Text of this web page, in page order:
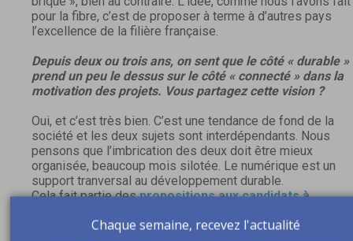
pour la fibre, c’est de proposer à terme à d’autres pays
l’excellence de la filière française.
Depuis deux ou trois ans, on sent que le côté « durable »
prend un peu le dessus sur le côté « connecté » dans la
motivation des projets. Vous partagez cette vision ?
Oui, et c’est très bien. C’est une tendance de fond de la
société et les deux sujets sont interdépendants. Nous
pensons que l’imbrication des deux doit être mieux
organisée, beaucoup mois silotée. Le numérique est un
support tranversal au développement durable.
Cela fait partie despropositions aux candidats à
mars prochain. Nous appelons à ce que les
Chaque semaine, recevez l'actualité